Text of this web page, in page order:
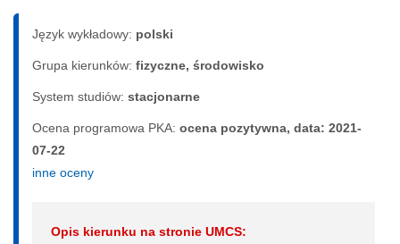
Język wykładowy: polski
Grupa kierunków: fizyczne, środowisko
System studiów: sta­cjo­nar­ne
Ocena programowa PKA: ocena pozytywna, data: 2021-
07-22
inne oceny
Opis kierunku na stronie UMCS: